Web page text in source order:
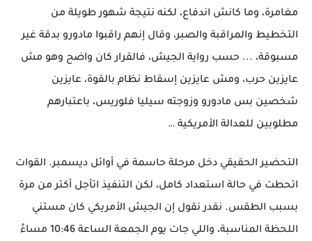
مغامرة، وما كانش اندفاع، لكنه نتيجة شهور طويلة من
التخطيط والمراقبة والصبر، وقال إنهم راقبوا مادورو بدقة غير
مسبوقة، ... حسب رواية الجيش، فالقرار كان واضح وهو مش
عايزين حرب، ومش عايزين إسقاط نظام بالقوة، عايزين
شخصين بس مادورو وزوجته سيليا فلوريس، باعتبارهم
مطلوبين للعدالة الأمريكية …
التحضير الحقيقي دخل مرحلة حاسمة في أوائل ديسمبر. القوات
اتحطت في حالة استعداد كامل، لكن التنفيذ اتأجل أكتر من مرة
بسبب الطقس. نقدر نقول إن الجيش الأمريكي كان مستني
اللحظة المناسبة، واللي جات يوم الجمعة الساعة 10:46 مساءً